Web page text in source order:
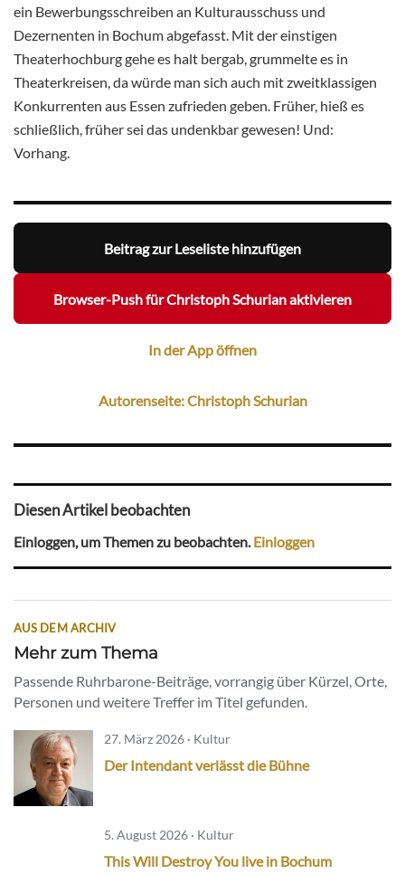
ein Bewerbungsschreiben an Kulturausschuss und
Dezernenten in Bochum abgefasst. Mit der einstigen
Theaterhochburg gehe es halt bergab, grummelte es in
Theaterkreisen, da würde man sich auch mit zweitklassigen
Konkurrenten aus Essen zufrieden geben. Früher, hieß es
schließlich, früher sei das undenkbar gewesen! Und:
Vorhang.
Beitrag zur Leseliste hinzufügen
Browser-Push für Christoph Schurian aktivieren
In der App öffnen
Autorenseite: Christoph Schurian
Diesen Artikel beobachten
Einloggen, um Themen zu beobachten.Einloggen
AUS DEM ARCHIV
Mehr zum Thema
Passende Ruhrbarone-Beiträge, vorrangig über Kürzel, Orte,
Personen und weitere Treffer im Titel gefunden.
27. März 2026 · Kultur
Der Intendant verlässt die Bühne
5. August 2026 · Kultur
This Will Destroy You live in Bochum